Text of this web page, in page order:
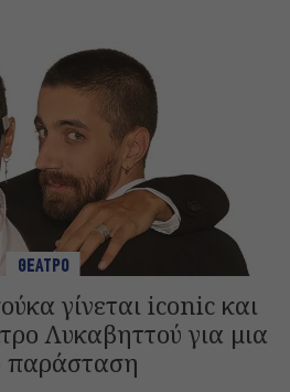
ΘΕΑΤΡΟ
γίνεται iconic και
Λυκαβηττού για μια
παράσταση